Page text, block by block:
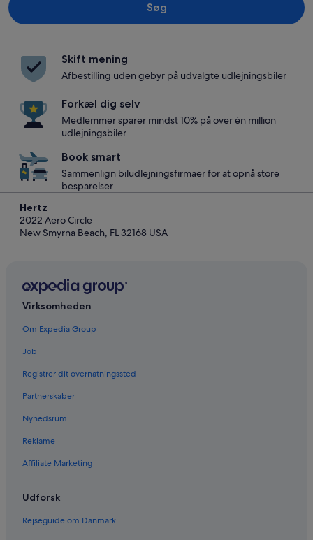
Søg
Skift mening
Afbestilling uden gebyr på udvalgte udlejningsbiler
Forkæl dig selv
Medlemmer sparer mindst 10% på over én million
udlejningsbiler
Book smart
Sammenlign biludlejningsfirmaer for at opnå store
besparelser
Hertz
2022 Aero Circle
New Smyrna Beach, FL 32168 USA
Virksomheden
Om Expedia Group
Job
Registrer dit overnatningssted
Partnerskaber
Nyhedsrum
Reklame
Affiliate Marketing
Udforsk
Rejseguide om Danmark